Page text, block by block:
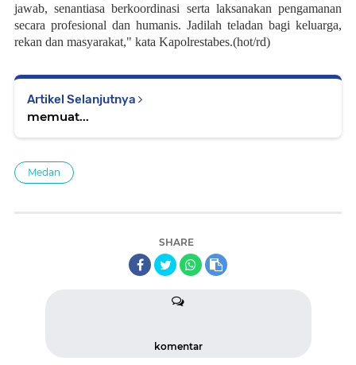
jawab, senantiasa berkoordinasi serta laksanakan pengamanan
secara profesional dan humanis. Jadilah teladan bagi keluarga,
rekan dan masyarakat," kata Kapolrestabes.(hot/rd)
Artikel Selanjutnya
memuat...
Medan
SHARE
komentar